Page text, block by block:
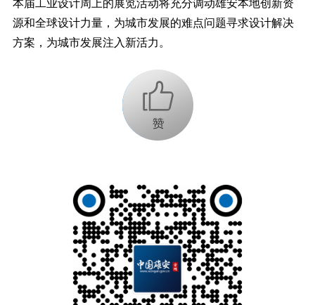
源和全球设计力量，为城市发展的难点问题寻求设计解决
方案，为城市发展注入新活力。
+1